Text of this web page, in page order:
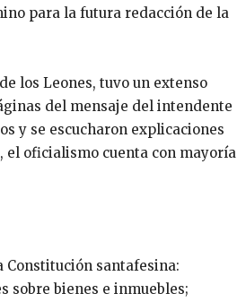
para la futura redacción de la
los Leones, tuvo un extenso
del mensaje del intendente
y se escucharon explicaciones
, el oficialismo cuenta con mayoría
santafesina:
sobre bienes e inmuebles;